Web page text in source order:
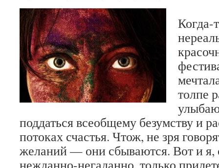
Когда-
толпе
поддаться всеобщему безумству и
потоках счастья. Чтож, не зря
желаний — они сбываются. Вот и я,
нежданно-негаданно, только